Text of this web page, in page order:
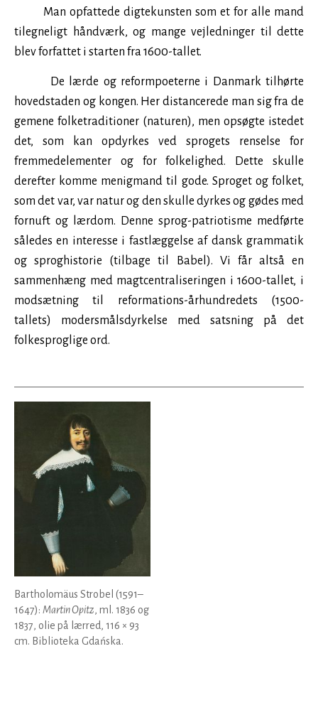
Man opfattede digtekunsten som et for alle mand
tilegneligt håndværk, og mange vejledninger til dette
blev forfattet i starten fra1600-tallet.
De lærde og reformpoeterne i Danmark tilhørte
hovedstaden og kongen. Her distancerede man sig fra de
gemene folketraditioner (naturen), men opsøgte istedet
det, som kan opdyrkes ved sprogets renselse for
fremmedelementer og for folkelighed. Dette skulle
derefter komme menigmand til gode. Sproget og folket,
som det var, var natur og den skulle dyrkes og gødes med
fornuft og lærdom. Denne sprog-patriotisme medførte
således en interesse i fastlæggelse af dansk grammatik
og sproghistorie (tilbage til Babel). Vi får altså en
sammenhæng med magtcentraliseringen i1600-tallet, i
modsætning til reformations-århundredets (1500-
tallets) modersmålsdyrkelse med satsning på det
folkesproglige ord.
Bartholomäus Strobel (1591–
1647): Martin Opitz, ml. 1836 og
1837, olie på lærred, 116 × 93
cm. Biblioteka Gdańska.